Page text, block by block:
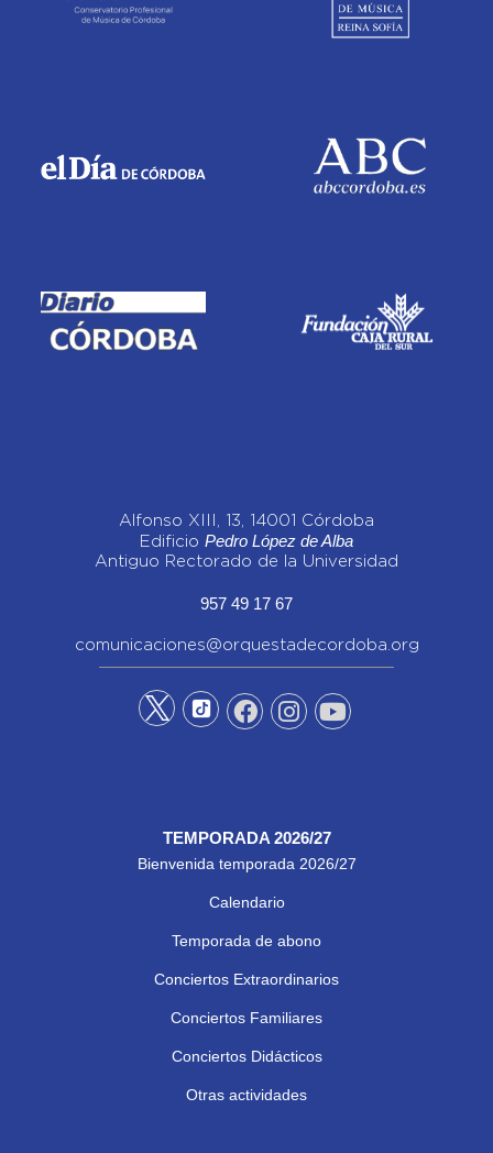
Alfonso XIII, 13, 14001 Córdoba
Edificio Pedro López de Alba
Antiguo Rectorado de la Universidad
957 49 17 67
comunicaciones@orquestadecordoba.org
TEMPORADA 2026/27
Bienvenida temporada 2026/27
Calendario
Temporada de abono
Conciertos Extraordinarios
Conciertos Familiares
Conciertos Didácticos
Otras actividades